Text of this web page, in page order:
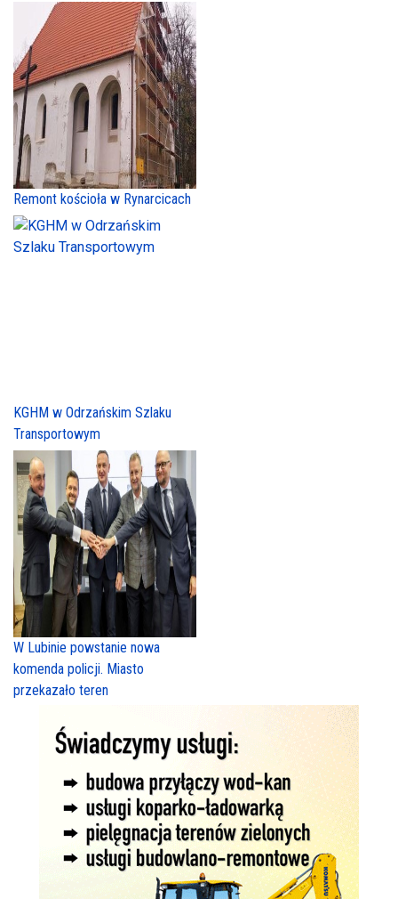
Remont kościoła w Rynarcicach
KGHM w Odrzańskim Szlaku
Transportowym
W Lubinie powstanie nowa
komenda policji. Miasto
przekazało teren